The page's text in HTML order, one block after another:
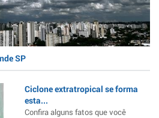
SP
Ciclone extratropical se forma
esta...
Confira alguns fatos que você